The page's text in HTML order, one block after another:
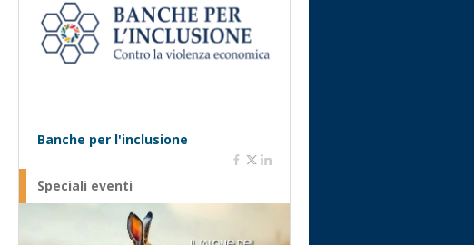
Banche per l'inclusione
Speciali eventi